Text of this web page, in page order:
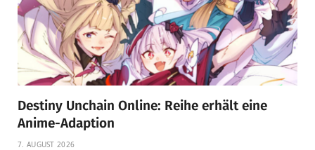
Destiny Unchain Online: Reihe erhält eine
Anime-Adaption
7. AUGUST 2026